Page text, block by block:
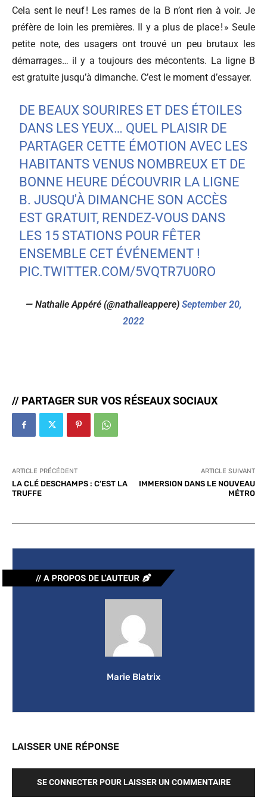
Cela sent le neuf ! Les rames de la B n’ont rien à voir. Je
préfère de loin les premières. Il y a plus de place ! » Seule
petite note, des usagers ont trouvé un peu brutaux les
démarrages… il y a toujours des mécontents. La ligne B
est gratuite jusqu’à dimanche. C’est le moment d’essayer.
DE BEAUX SOURIRES ET DES ÉTOILES
DANS LES YEUX… QUEL PLAISIR DE
PARTAGER CETTE ÉMOTION AVEC LES
HABITANTS VENUS NOMBREUX ET DE
BONNE HEURE DÉCOUVRIR LA LIGNE
B. JUSQU'À DIMANCHE SON ACCÈS
EST GRATUIT, RENDEZ-VOUS DANS
LES 15 STATIONS POUR FÊTER
ENSEMBLE CET ÉVÉNEMENT !
PIC.TWITTER.COM/5VQTR7U0RO
— Nathalie Appéré (@nathalieappere) September 20,
2022
// PARTAGER SUR VOS RÉSEAUX SOCIAUX
ARTICLE PRÉCÉDENT
LA CLÉ DESCHAMPS : C’EST LA
TRUFFE
ARTICLE SUIVANT
IMMERSION DANS LE NOUVEAU
MÉTRO
Marie Blatrix
LAISSER UNE RÉPONSE
SE CONNECTER POUR LAISSER UN COMMENTAIRE